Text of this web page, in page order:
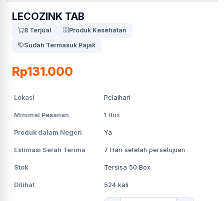
LECOZINK TAB
8 Terjual
Produk Kesehatan
Sudah Termasuk Pajak
Rp131.000
Lokasi Pelaihari
Minimal Pesanan 1 Box
Produk dalam Negeri Ya
Estimasi Serah Terima 7 Hari setelah persetujuan
Stok Tersisa 50 Box
Dilihat 524 kali